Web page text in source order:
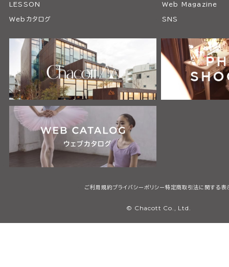
LESSON Web Magazine
Webカタログ SNS
ご利用規約プライバシーポリシー特定商取引法に関する表
© Chacott Co., Ltd.